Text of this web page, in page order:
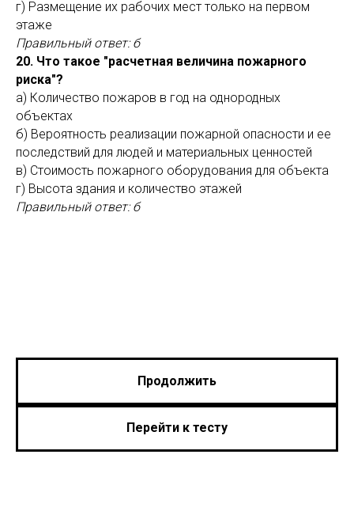
г) Размещение их рабочих мест только на первом
этаже
Правильный ответ: б
20. Что такое "расчетная величина пожарного
риска"?
а) Количество пожаров в год на однородных
объектах
б) Вероятность реализации пожарной опасности и ее
последствий для людей и материальных ценностей
в) Стоимость пожарного оборудования для объекта
г) Высота здания и количество этажей
Правильный ответ: б
Продолжить
Перейти к тесту